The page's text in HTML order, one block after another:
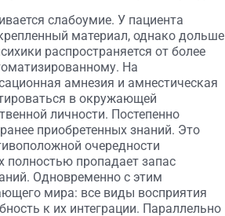
слабоумие. У пациента
материал, однако дольше
распространяется от более
На
амнезия и амнестическая
в окружающей
личности. Постепенно
приобретенных знаний. Это
очередности
полностью пропадает запас
Одновременно с этим
мира: все виды восприятия
к их интеграции. Параллельно